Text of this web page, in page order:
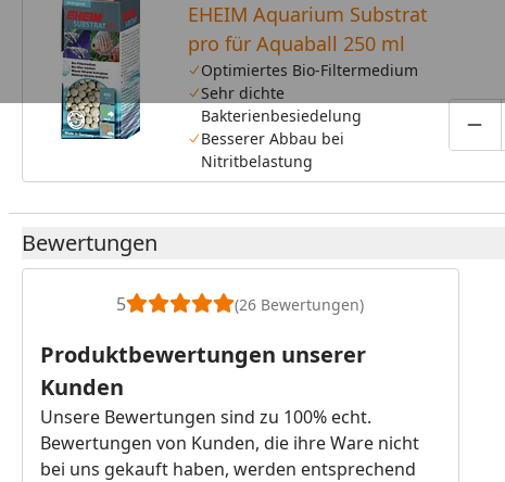
EHEIM Aquarium Substrat
pro für Aquaball 250 ml
Optimiertes Bio-Filtermedium
Sehr dichte
Bakterienbesiedelung
Besserer Abbau bei
Nitritbelastung
Bewertungen
5 (26 Bewertungen)
Produktbewertungen unserer
Kunden
Unsere Bewertungen sind zu 100% echt.
Bewertungen von Kunden, die ihre Ware nicht
bei uns gekauft haben, werden entsprechend